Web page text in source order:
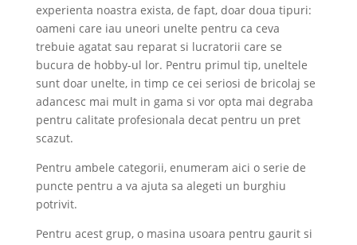
experienta noastra exista, de fapt, doar doua tipuri:
oameni care iau uneori unelte pentru ca ceva
trebuie agatat sau reparat si lucratorii care se
bucura de hobby-ul lor. Pentru primul tip, uneltele
sunt doar unelte, in timp ce cei seriosi de bricolaj se
adancesc mai mult in gama si vor opta mai degraba
pentru calitate profesionala decat pentru un pret
scazut.
Pentru ambele categorii, enumeram aici o serie de
puncte pentru a va ajuta sa alegeti un burghiu
potrivit.
Pentru acest grup, o masina usoara pentru gaurit si